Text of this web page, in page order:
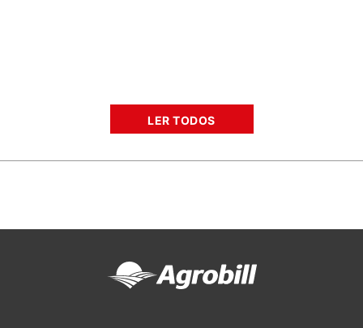
LER TODOS